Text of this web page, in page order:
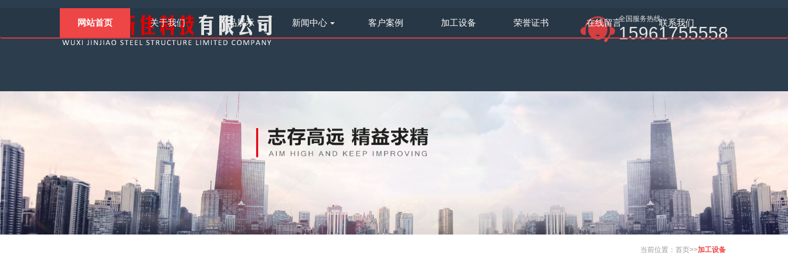
全国服务热线:
15961755558
网站首页 关于我们 产品展示 新闻中心 客户案例 加工设备 荣誉证书 在线留言 联系我们
当前位置： 首页>>加工设备